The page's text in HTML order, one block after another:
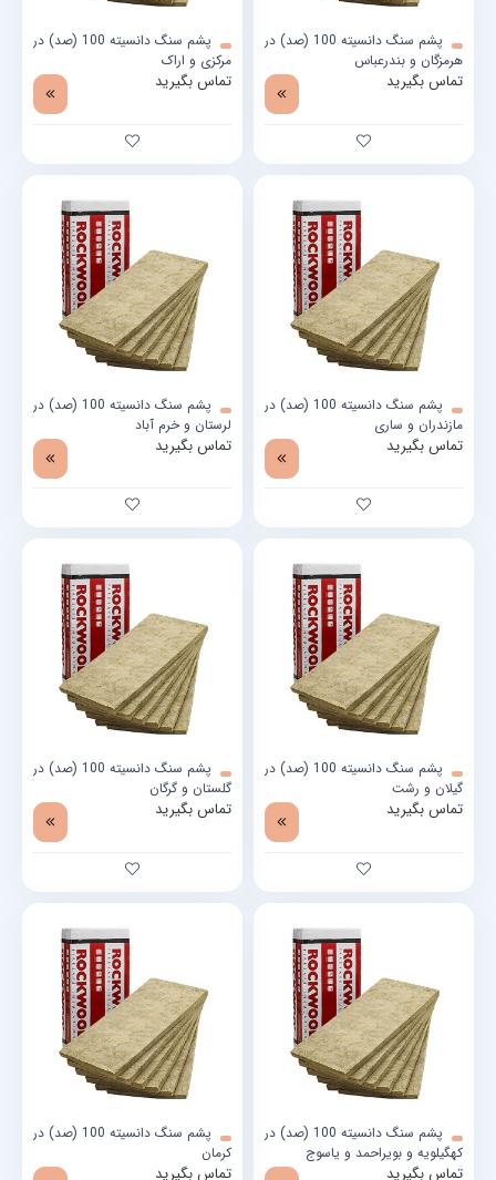
پشم سنگ دانسیته 100 (صد) در
هرمزگان و بندرعباس
تماس بگیرید
پشم سنگ دانسیته 100 (صد) در
مرکزی و اراک
تماس بگیرید
پشم سنگ دانسیته 100 (صد) در
مازندران و ساری
تماس بگیرید
پشم سنگ دانسیته 100 (صد) در
لرستان و خرم آباد
تماس بگیرید
پشم سنگ دانسیته 100 (صد) در
گیلان و رشت
تماس بگیرید
پشم سنگ دانسیته 100 (صد) در
گلستان و گرگان
تماس بگیرید
پشم سنگ دانسیته 100 (صد) در
کهگیلویه و بویراحمد و یاسوج
تماس بگیرید
پشم سنگ دانسیته 100 (صد) در
کرمان
تماس بگیرید